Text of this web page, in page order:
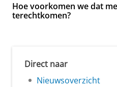
Hoe voorkomen we dat
terechtkomen?
Direct naar
Nieuwsoverzicht